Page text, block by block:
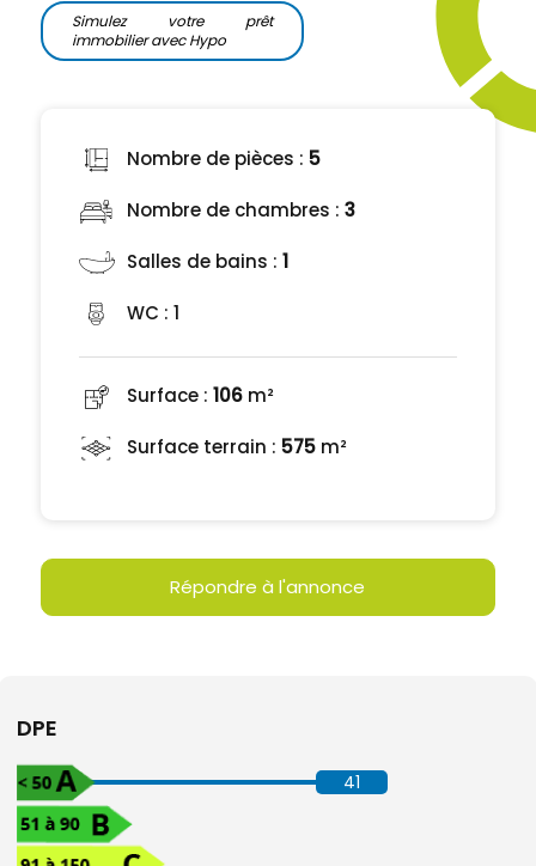
Simulez votre prêt
immobilier avec Hypo
Nombre de pièces : 5
Nombre de chambres : 3
Salles de bains : 1
WC : 1
Surface : 106 m²
Surface terrain : 575 m²
Répondre à l'annonce
DPE
41